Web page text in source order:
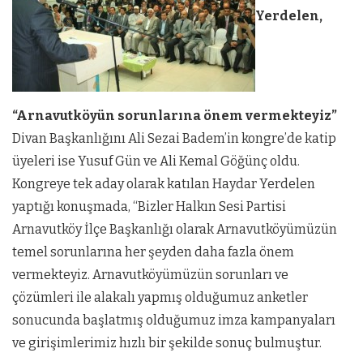
Yerdelen,
“Arnavutköyün sorunlarına önem vermekteyiz”
Divan Başkanlığını Ali Sezai Badem’in kongre’de katip
üyeleri ise Yusuf Gün ve Ali Kemal Göğünç oldu.
Kongreye tek aday olarak katılan Haydar Yerdelen
yaptığı konuşmada, “Bizler Halkın Sesi Partisi
Arnavutköy İlçe Başkanlığı olarak Arnavutköyümüzün
temel sorunlarına her şeyden daha fazla önem
vermekteyiz. Arnavutköyümüzün sorunları ve
çözümleri ile alakalı yapmış olduğumuz anketler
sonucunda başlatmış olduğumuz imza kampanyaları
ve girişimlerimiz hızlı bir şekilde sonuç bulmuştur.